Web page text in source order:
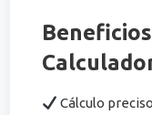
Cálculo